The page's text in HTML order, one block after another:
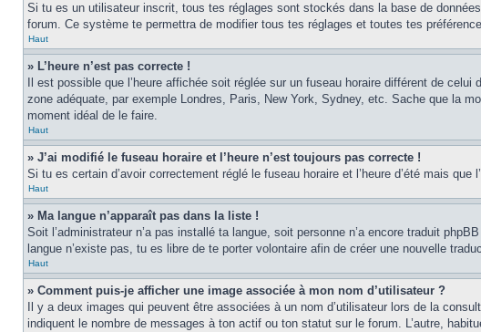
Si tu es un utilisateur inscrit, tous tes réglages sont stockés dans la base de
forum. Ce système te permettra de modifier tous tes réglages et toutes tes
Haut
» L’heure n’est pas correcte !
Il est possible que l’heure affichée soit réglée sur un fuseau horaire différent de
zone adéquate, par exemple Londres, Paris, New York, Sydney, etc. Sache que la
moment idéal de le faire.
Haut
» J’ai modifié le fuseau horaire et l’heure n’est toujours pas correcte !
Si tu es certain d’avoir correctement réglé le fuseau horaire et l’heure d’été mais
Haut
» Ma langue n’apparaît pas dans la liste !
Soit l’administrateur n’a pas installé ta langue, soit personne n’a encore traduit
langue n’existe pas, tu es libre de te porter volontaire afin de créer une nouvelle
Haut
» Comment puis-je afficher une image associée à mon nom d’utilisateur ?
Il y a deux images qui peuvent être associées à un nom d’utilisateur lors de la
indiquent le nombre de messages à ton actif ou ton statut sur le forum. L’autre,